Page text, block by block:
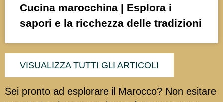
Cucina marocchina | Esplora i
sapori e la ricchezza delle tradizioni
VISUALIZZA TUTTI GLI ARTICOLI
Sei pronto ad esplorare il Marocco? Non esitare